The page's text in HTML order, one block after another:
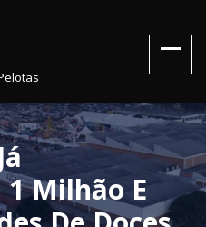
Milhão E